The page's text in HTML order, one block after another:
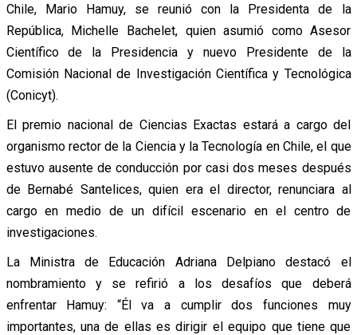
Chile, Mario Hamuy, se reunió con la Presidenta de la
República, Michelle Bachelet, quien asumió como Asesor
Científico de la Presidencia y nuevo Presidente de la
Comisión Nacional de Investigación Científica y Tecnológica
(Conicyt).
El premio nacional de Ciencias Exactas estará a cargo del
organismo rector de la Ciencia y la Tecnología en Chile, el que
estuvo ausente de conducción por casi dos meses después
de Bernabé Santelices, quien era el director, renunciara al
cargo en medio de un difícil escenario en el centro de
investigaciones.
La Ministra de Educación Adriana Delpiano destacó el
nombramiento y se refirió a los desafíos que deberá
enfrentar Hamuy: “Él va a cumplir dos funciones muy
importantes, una de ellas es dirigir el equipo que tiene que